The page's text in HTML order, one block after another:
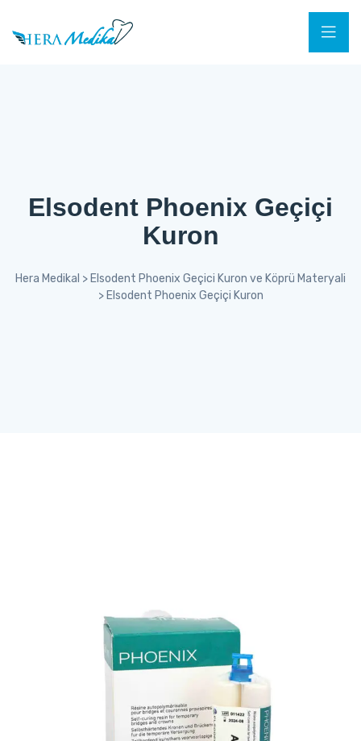
Elsodent Phoenix Geçiçi
Kuron
Hera Medikal > Elsodent Phoenix Geçici Kuron ve Köprü Materyali
> Elsodent Phoenix Geçiçi Kuron